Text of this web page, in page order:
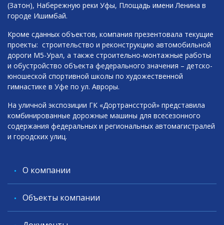
(Затон), Набережную реки Уфы, Площадь имени Ленина в
городе Ишимбай.
Кроме сданных объектов, компания презентовала текущие
проекты: строительство и реконструкцию автомобильной
дороги М5-Урал, а также строительно-монтажные работы
и обустройство объекта федерального значения – детско-
юношеской спортивной школы по художественной
гимнастике в Уфе по ул. Авроры.
На уличной экспозиции ГК «Дортрансстрой» представила
комбинированные дорожные машины для всесезонного
содержания федеральных и региональных автомагистралей
и городских улиц.
O компании
Объекты компании